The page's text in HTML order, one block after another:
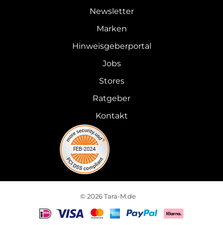
Newsletter
Marken
Hinweisgeberportal
Jobs
Stores
Ratgeber
Kontakt
© 2026 Tara-M.de